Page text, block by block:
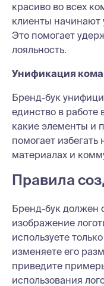
красиво во всех
клиенты начинают
Это помогает
лояльность.
Унификация
Бренд-бук
единство в работе
какие элементы и
помогает избегать
материалах и
Правила
Бренд-бук должен
изображение
используете
изменяете его
приведите
использования